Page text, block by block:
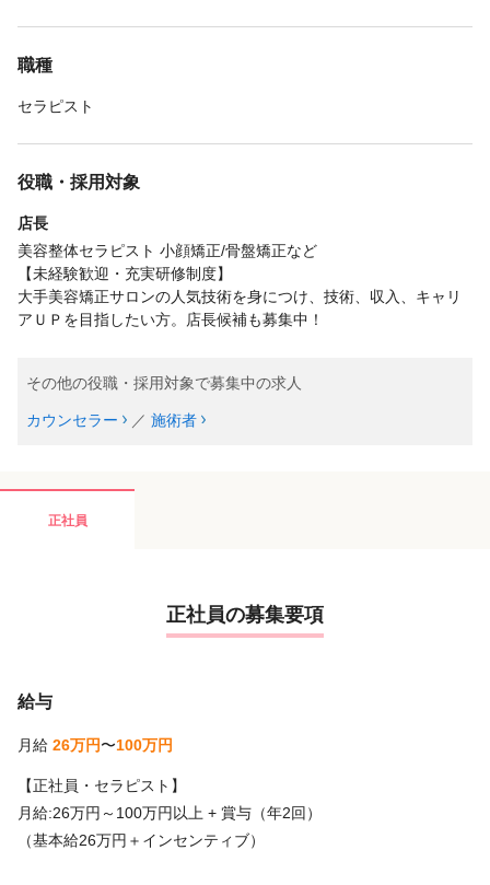
職種
セラピスト
役職・採用対象
店長
美容整体セラピスト 小顔矯正/骨盤矯正など
【未経験歓迎・充実研修制度】
大手美容矯正サロンの人気技術を身につけ、技術、収入、キャリ
アＵＰを目指したい方。店長候補も募集中！
その他の役職・採用対象で募集中の求人
カウンセラー ／ 施術者
正社員
正社員の募集要項
給与
月給 26万円〜100万円
【正社員・セラピスト】
月給:26万円～100万円以上 + 賞与（年2回）
（基本給26万円＋インセンティブ）